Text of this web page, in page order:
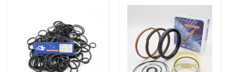
Vakalar
Hidrolik Kırıcı Conta Takımı